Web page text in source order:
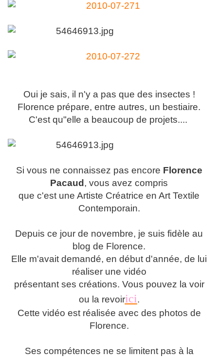
Oui je sais, il n'y a pas que des insectes !
Florence prépare, entre autres, un bestiaire.
C'est qu"elle a beaucoup de projets....
Si vous ne connaissez pas encore Florence
Pacaud , vous avez compris
que c'est une Artiste Créatrice en Art Textile
Contemporain.
Depuis ce jour de novembre, je suis fidèle au
blog de Florence.
Elle m'avait demandé, en début d'année, de lui
réaliser une vidéo
présentant ses créations. Vous pouvez la voir
ou la revoirici.
Cette vidéo est réalisée avec des photos de
Florence.
Ses compétences ne se limitent pas à la